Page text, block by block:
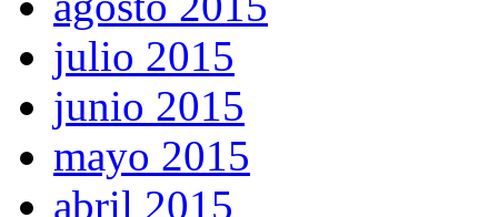
julio 2015
junio 2015
mayo 2015
abril 2015